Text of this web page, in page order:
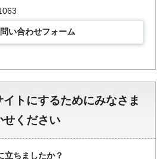
い合わせフォーム
トにするためにみなさま
せください
立ちましたか？